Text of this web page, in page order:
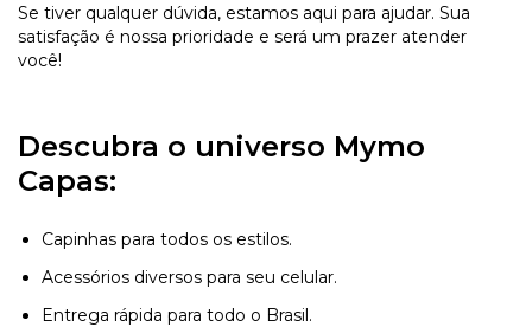
Se tiver qualquer dúvida, estamos aqui para ajudar. Sua
satisfação é nossa prioridade e será um prazer atender
você!
Descubra o universo Mymo
Capas:
Capinhas para todos os estilos.
Acessórios diversos para seu celular.
Entrega rápida para todo o Brasil.